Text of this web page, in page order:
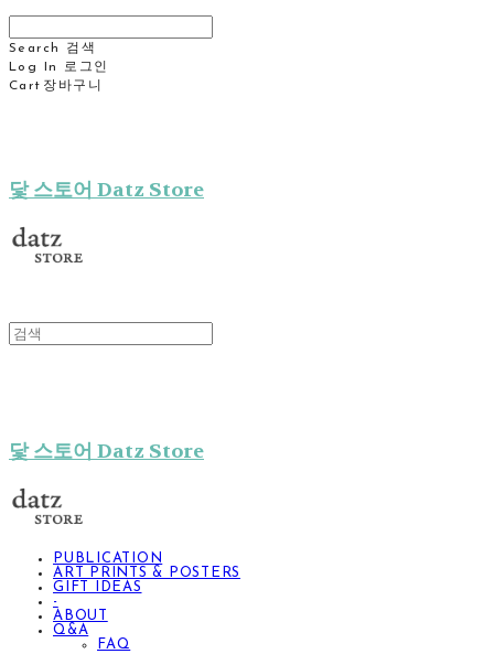
Search
검색
Log In
로그인
Cart 장바구니
닻 스토어 Datz Store
닻 스토어 Datz Store
PUBLICATION
ART PRINTS & POSTERS
GIFT IDEAS
-
ABOUT
Q&A
FAQ